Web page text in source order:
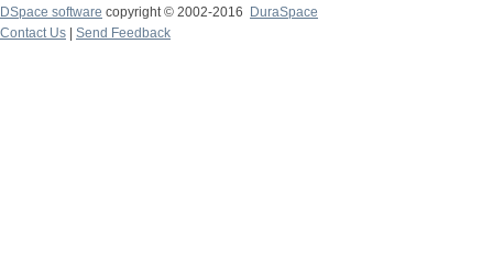
DSpace software copyright © 2002-2016
DuraSpace
Contact Us
Send Feedback